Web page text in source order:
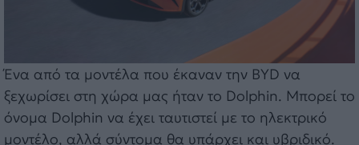
Ένα από τα μοντέλα που έκαναν την BYD να
ξεχωρίσει στη χώρα μας ήταν το Dolphin. Μπορεί το
όνομα Dolphin να έχει ταυτιστεί με το ηλεκτρικό
μοντέλο, αλλά σύντομα θα υπάρχει και υβριδικό.